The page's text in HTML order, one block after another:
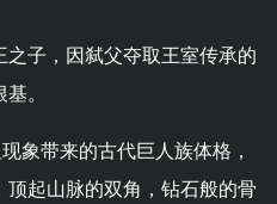
子，因弑父夺取王室传承的
。
象带来的古代巨人族体格，
起山脉的双角，钻石般的骨